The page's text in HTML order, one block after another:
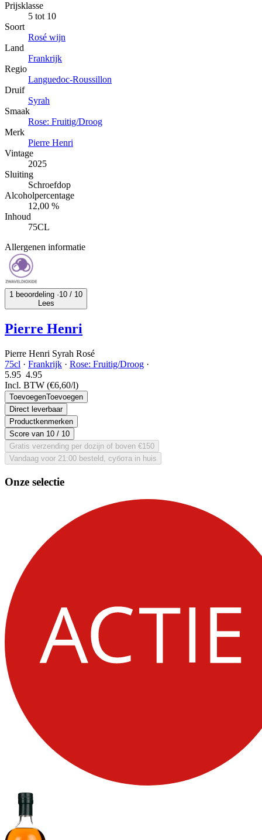
Prijsklasse
5 tot 10
Soort
Rosé wijn
Land
Frankrijk
Regio
Languedoc-Roussillon
Druif
Syrah
Smaak
Rose: Fruitig/Droog
Merk
Pierre Henri
Vintage
2025
Sluiting
Schroefdop
Alcoholpercentage
12,00 %
Inhoud
75CL
Allergenen informatie
1 beoordeling ·10 / 10
Lees
Pierre Henri
Pierre Henri Syrah Rosé
75cl · Frankrijk · Rose: Fruitig/Droog ·
5.95 4.95
Incl. BTW (€6,60/l)
ToevoegenToevoegen
Direct leverbaar
Productkenmerken
Score van 10 / 10
Gratis verzending per dozijn of boven €150
Vandaag voor 21:00 besteld, субота in huis
Onze selectie